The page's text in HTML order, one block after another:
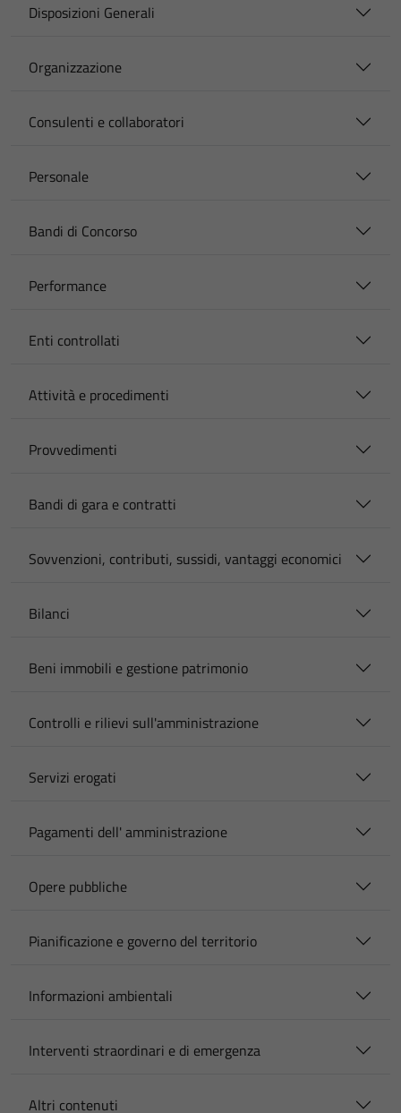
Disposizioni Generali
Organizzazione
Consulenti e collaboratori
Personale
Bandi di Concorso
Performance
Enti controllati
Attività e procedimenti
Provvedimenti
Bandi di gara e contratti
Sovvenzioni, contributi, sussidi, vantaggi economici
Bilanci
Beni immobili e gestione patrimonio
Controlli e rilievi sull'amministrazione
Servizi erogati
Pagamenti dell' amministrazione
Opere pubbliche
Pianificazione e governo del territorio
Informazioni ambientali
Interventi straordinari e di emergenza
Altri contenuti